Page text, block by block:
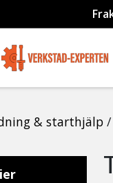
& starthjälp /